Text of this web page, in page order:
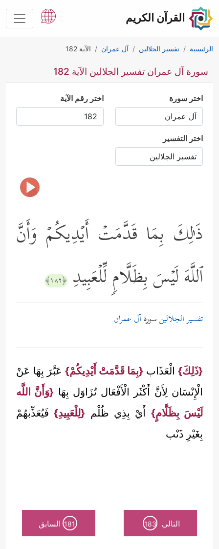
القرآن الكريم
الرئيسية تفسير الجلالين آل عمران الآية 182
سورة آل عمران تفسير الجلالين الآية 182
اختر سورة اختر رقم الآية
اختر التفسير
ذَ ٰ⁠لِكَ بِمَا قَدَّمَتۡ أَیۡدِیكُمۡ وَأَنَّ
ٱللَّهَ لَیۡسَ بِظَلَّامࣲ لِّلۡعَبِیدِ ﴿١٨٢﴾
تفسير الجلالينسورةآل عمران
{ذَلِكَ} الْعَذَاب {بِمَا قَدَّمَتْ أَيْدِيكُمْ} عَبَّرَ بِهَا عَنْ
الْإِنْسَان لِأَنَّ أَكْثَر الْأَفْعَال تُزَاوَل بِهَا {وَأَنَّ اللَّه
لَيْسَ بِظَلَّامٍ} أَيْ بِذِي ظُلْم {لِلْعَبِيدِ}فَيُعَذِّبهُمْ
بِغَيْرِ ذَنْب
التالي 183
181 السابق